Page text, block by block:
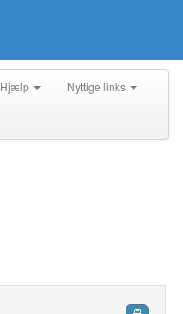
Hjælp Nyttige links